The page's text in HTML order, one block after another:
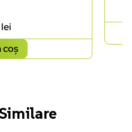
lei
coș